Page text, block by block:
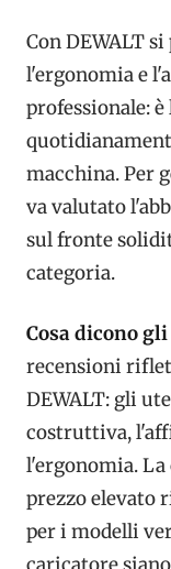
Con DEWALT
l'ergonomia e
professionale:
macchina. Per
va valutato
sul fronte
categoria.
Cosa dicono
recensioni
DEWALT: gli
costruttiva,
l'ergonomia.
prezzo elevato
per i modelli